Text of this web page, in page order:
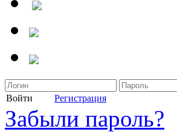
Войти Регистрация
Забыли пароль?